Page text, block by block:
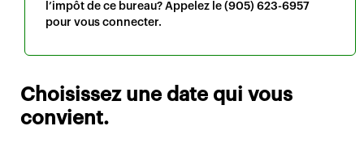
l’impôt de ce bureau? Appelez le (905) 623-6957
pour vous connecter.
Choisissez une date qui vous
convient.